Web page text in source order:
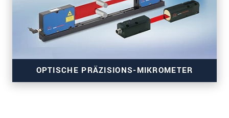
OPTISCHE PRÄZISIONS-MIKROMETER